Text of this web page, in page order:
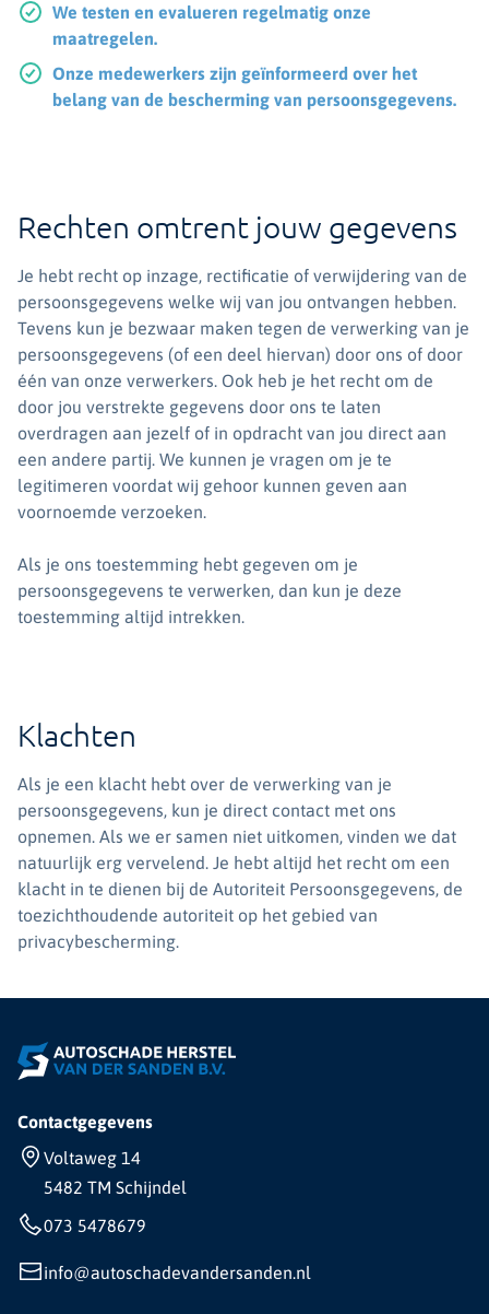
We testen en evalueren regelmatig onze
maatregelen.
Onze medewerkers zijn geïnformeerd over het
belang van de bescherming van persoonsgegevens.
Rechten omtrent jouw gegevens
Je hebt recht op inzage, rectificatie of verwijdering van de
persoonsgegevens welke wij van jou ontvangen hebben.
Tevens kun je bezwaar maken tegen de verwerking van je
persoonsgegevens (of een deel hiervan) door ons of door
één van onze verwerkers. Ook heb je het recht om de
door jou verstrekte gegevens door ons te laten
overdragen aan jezelf of in opdracht van jou direct aan
een andere partij. We kunnen je vragen om je te
legitimeren voordat wij gehoor kunnen geven aan
voornoemde verzoeken.
Als je ons toestemming hebt gegeven om je
persoonsgegevens te verwerken, dan kun je deze
toestemming altijd intrekken.
Klachten
Als je een klacht hebt over de verwerking van je
persoonsgegevens, kun je direct contact met ons
opnemen. Als we er samen niet uitkomen, vinden we dat
natuurlijk erg vervelend. Je hebt altijd het recht om een
klacht in te dienen bij de Autoriteit Persoonsgegevens, de
toezichthoudende autoriteit op het gebied van
privacybescherming.
Contactgegevens
Voltaweg 14
5482 TM Schijndel
073 5478679
info@autoschadevandersanden.nl